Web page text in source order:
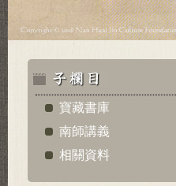
寶藏書庫
南師講義
相關資料